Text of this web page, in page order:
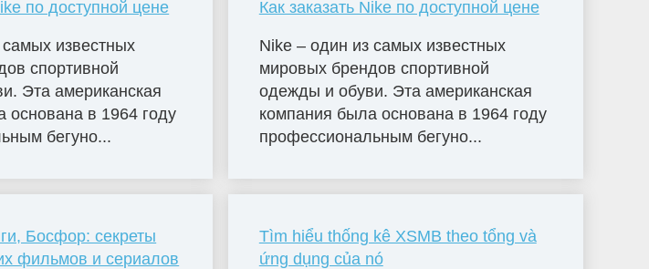
по доступной цене
известных
спортивной
Эта американская
основана в 1964 году
бегуно...
Босфор: секреты
фильмов и сериалов
Как заказать Nike по доступной цене
Nike – один из самых известных
мировых брендов спортивной
одежды и обуви. Эта американская
компания была основана в 1964 году
профессиональным бегуно...
Tìm hiểu thống kê XSMB theo tổng và
ứng dụng của nó